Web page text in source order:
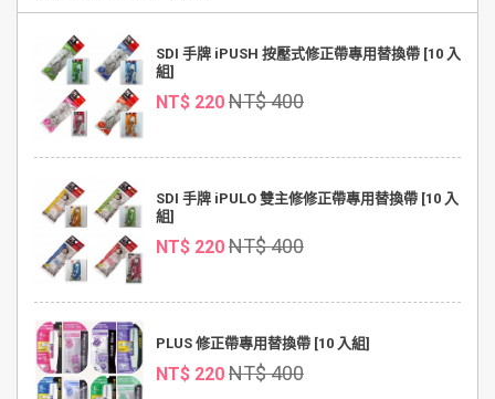
SDI 手牌 iPUSH 按壓式修正帶專用替換帶 [10 入
組]
NT$ 220 NT$ 400
SDI 手牌 iPULO 雙主修修正帶專用替換帶 [10 入
組]
NT$ 220 NT$ 400
PLUS 修正帶專用替換帶 [10 入組]
NT$ 220 NT$ 400